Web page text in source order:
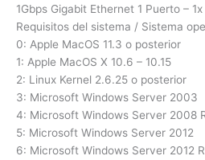
1Gbps Gigabit Ethernet 1 Puerto –
Requisitos del sistema / Sistema
0: Apple MacOS 11.3 o posterior
1: Apple MacOS X 10.6 – 10.15
2: Linux Kernel 2.6.25 o posterior
3: Microsoft Windows Server 2003
4: Microsoft Windows Server 2008
5: Microsoft Windows Server 2012
6: Microsoft Windows Server 2012